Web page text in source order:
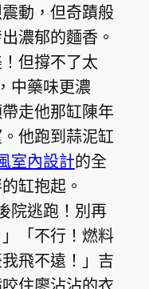
動，但奇蹟般
濃郁的麵香。
但撐不了太
中藥味更濃
走他那缸陳年
他跑到蒜泥缸
室內設計的全
缸抱起。
院逃跑！別再
「不行！燃料
飛不遠！」吉